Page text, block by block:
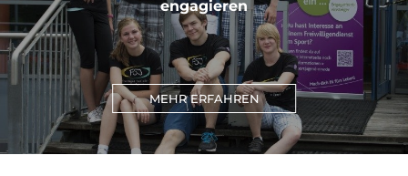
engagieren
MEHR ERFAHREN